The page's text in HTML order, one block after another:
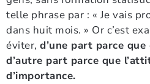
telle phrase par : « Je vais
dans huit mois. » Or c’est
éviter, d’une part parce que
d’autre part parce que
d’importance.